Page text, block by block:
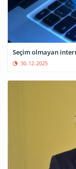
Seçim olmayan
30-12-2025